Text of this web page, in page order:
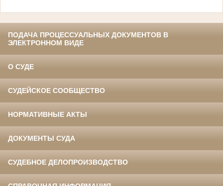
ПОДАЧА ПРОЦЕССУАЛЬНЫХ ДОКУМЕНТОВ В
ЭЛЕКТРОННОМ ВИДЕ
О СУДЕ
СУДЕЙСКОЕ СООБЩЕСТВО
НОРМАТИВНЫЕ АКТЫ
ДОКУМЕНТЫ СУДА
СУДЕБНОЕ ДЕЛОПРОИЗВОДСТВО